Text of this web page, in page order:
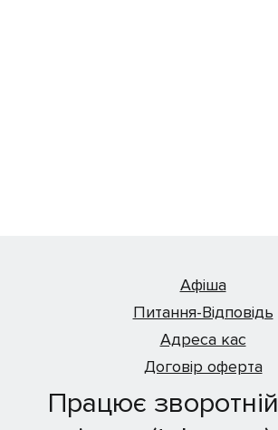
Афіша
Питання-Відповідь
Адреса кас
Договір оферта
Працює зворотній